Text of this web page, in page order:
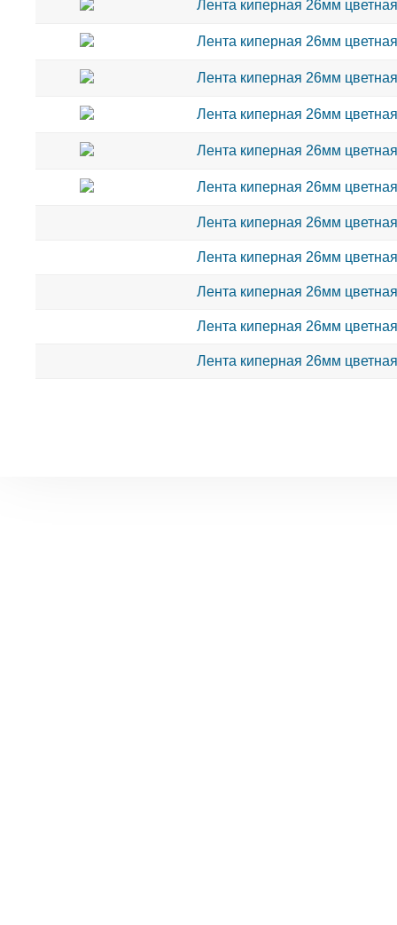
Лента киперная 26мм
Лента киперная 26мм
Лента киперная 26мм
Лента киперная 26мм
Лента киперная 26мм
Лента киперная 26мм
Лента киперная 26мм
Лента киперная 26мм
Лента киперная 26мм
Лента киперная 26мм
Лента киперная 26мм